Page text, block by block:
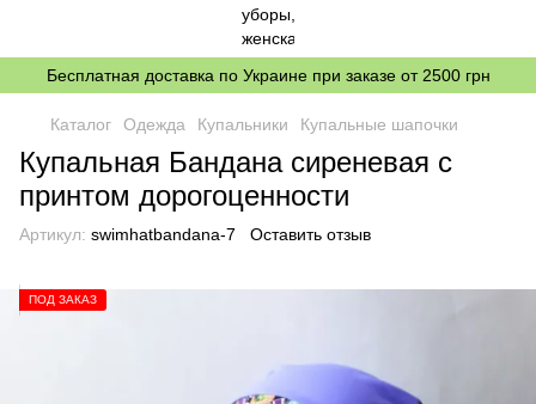
Бесплатная доставка по Украине при заказе от 2500 грн
Каталог Одежда Купальники Купальные шапочки
Купальная Бандана сиреневая с
принтом дорогоценности
Артикул: swimhatbandana-7 Оставить отзыв
ПОД ЗАКАЗ